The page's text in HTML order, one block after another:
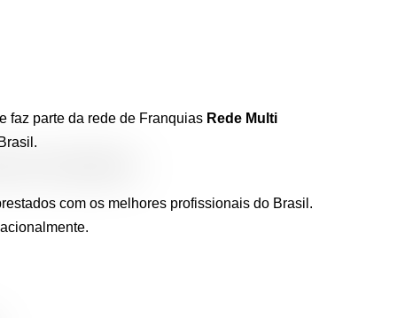
faz parte da rede de Franquias Rede Multi
com os melhores profissionais do Brasil.